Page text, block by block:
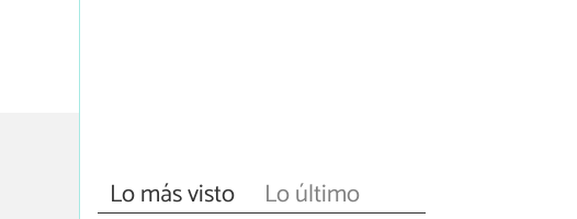
Lo más visto Lo último